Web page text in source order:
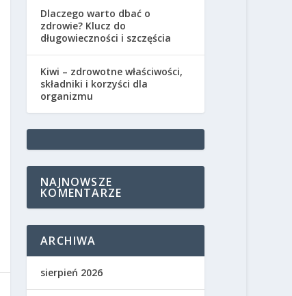
Dlaczego warto dbać o
zdrowie? Klucz do
długowieczności i szczęścia
Kiwi – zdrowotne właściwości,
składniki i korzyści dla
organizmu
NAJNOWSZE
KOMENTARZE
ARCHIWA
sierpień 2026